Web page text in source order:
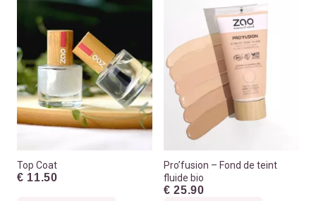
Top Coat
€ 11.50
Pro’fusion – Fond de teint
fluide bio
€ 25.90